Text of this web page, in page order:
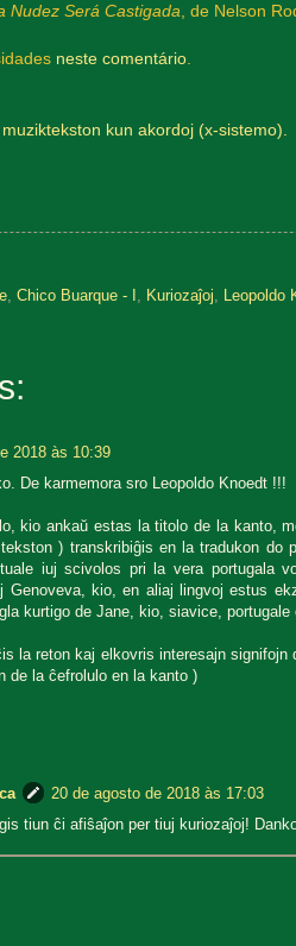
Nudez Será Castigada , de Nelson
neste comentário.
kun akordoj (x-sistemo).
, Chico Buarque - I Kuriozaĵoj Leopoldo
2018 às 10:39
De karmemora sro Leopoldo Knoedt !!!
kio ankaŭ estas la titolo de la kanto,
) transkribiĝis en la tradukon do
iuj scivolos pri la vera portugala
Genoveva, kio, en aliaj lingvoj estus
kurtigo de Jane, kio, siavice, portugale
la reton kaj elkovris interesajn signifojn
de la ĉefrolulo en la kanto )
20 de agosto de 2018 às 17:03
tiun ĉi afiŝaĵon per tiuj kuriozaĵoj!